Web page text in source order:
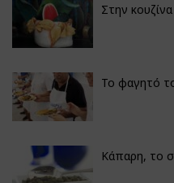
Στην
Το φαγητό
Κάπαρη, το